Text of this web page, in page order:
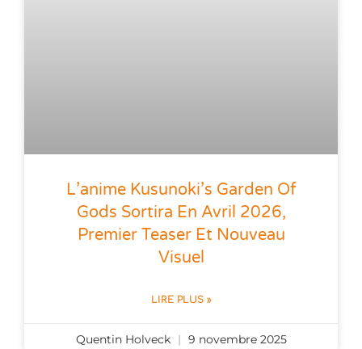
L’anime Kusunoki’s Garden Of
Gods Sortira En Avril 2026,
Premier Teaser Et Nouveau
Visuel
LIRE PLUS »
Quentin Holveck 9 novembre 2025